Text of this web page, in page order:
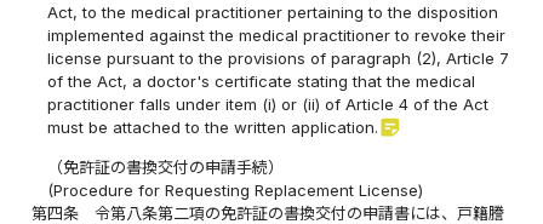
Act, to the medical practitioner pertaining to the disposition
implemented against the medical practitioner to revoke their
license pursuant to the provisions of paragraph (2), Article 7
of the Act, a doctor's certificate stating that the medical
practitioner falls under item (i) or (ii) of Article 4 of the Act
must be attached to the written application.sticky_note_2
（免許証の書換交付の申請手続）
(Procedure for Requesting Replacement License)
第四条
令第八条第二項の免許証の書換交付の申請書には、戸籍謄